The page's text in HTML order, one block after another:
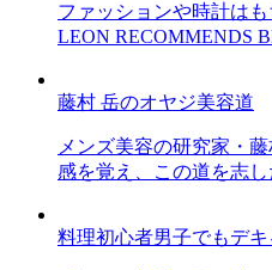
ファッションや時計は
LEON RECOMMENDS
藤村 岳のオヤジ美容道
メンズ美容の研究家・
感を覚え、この道を志
料理初心者男子でもデ